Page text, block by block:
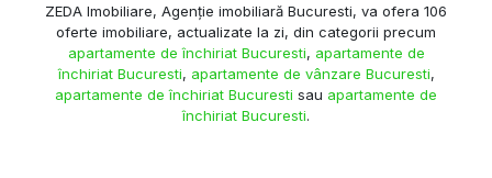
ZEDA Imobiliare, Agenție imobiliară Bucuresti, va ofera 106
oferte imobiliare, actualizate la zi, din categorii precum
apartamente de închiriat Bucuresti, apartamente de
închiriat Bucuresti, apartamente de vânzare Bucuresti,
apartamente de închiriat Bucuresti sau apartamente de
închiriat Bucuresti.